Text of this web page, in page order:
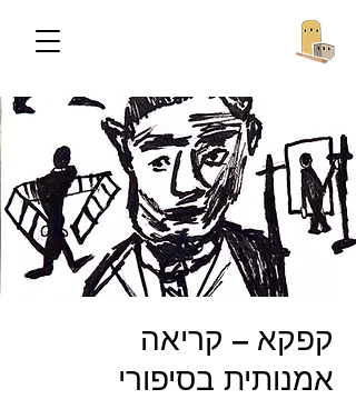
קפקא – קריאה
אמנותית בסיפורי